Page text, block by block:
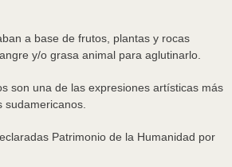
a base de frutos, plantas y rocas
y/o grasa animal para aglutinarlo.
son una de las expresiones artísticas más
sudamericanos.
Patrimonio de la Humanidad por